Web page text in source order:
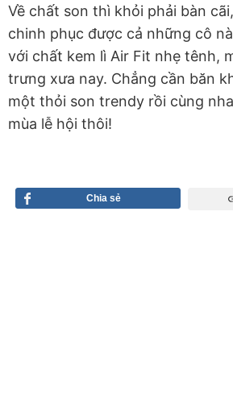
Về chất son thì khỏi phải bàn
chinh phục được cả những cô
với chất kem lì Air Fit nhẹ tênh,
trưng xưa nay. Chẳng cần băn
một thỏi son trendy rồi cùng
mùa lễ hội thôi!
Chia sẻ